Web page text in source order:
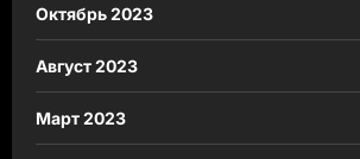
Октябрь 2023
Август 2023
Март 2023